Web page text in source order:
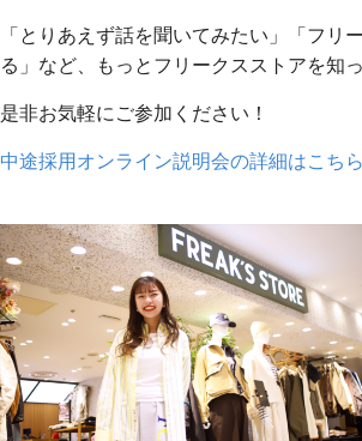
「とりあえず話を聞いてみたい」「フリ
る」など、もっとフリークスストアを知
是非お気軽にご参加ください！
中途採用オンライン説明会の詳細はこちら